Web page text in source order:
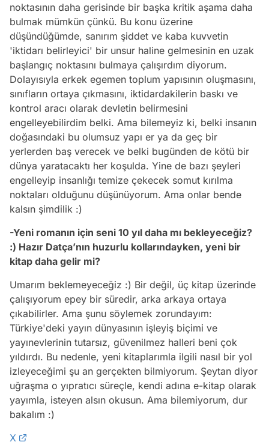
noktasının daha gerisinde bir başka kritik aşama daha
bulmak mümkün çünkü. Bu konu üzerine
düşündüğümde, sanırım şiddet ve kaba kuvvetin
'iktidarı belirleyici' bir unsur haline gelmesinin en uzak
başlangıç noktasını bulmaya çalışırdım diyorum.
Dolayısıyla erkek egemen toplum yapısının oluşmasını,
sınıfların ortaya çıkmasını, iktidardakilerin baskı ve
kontrol aracı olarak devletin belirmesini
engelleyebilirdim belki. Ama bilemeyiz ki, belki insanın
doğasındaki bu olumsuz yapı er ya da geç bir
yerlerden baş verecek ve belki bugünden de kötü bir
dünya yaratacaktı her koşulda. Yine de bazı şeyleri
engelleyip insanlığı temize çekecek somut kırılma
noktaları olduğunu düşünüyorum. Ama onlar bende
kalsın şimdilik :)
-Yeni romanın için seni 10 yıl daha mı bekleyeceğiz?
:) Hazır Datça’nın huzurlu kollarındayken, yeni bir
kitap daha gelir mi?
Umarım beklemeyeceğiz :) Bir değil, üç kitap üzerinde
çalışıyorum epey bir süredir, arka arkaya ortaya
çıkabilirler. Ama şunu söylemek zorundayım:
Türkiye'deki yayın dünyasının işleyiş biçimi ve
yayınevlerinin tutarsız, güvenilmez halleri beni çok
yıldırdı. Bu nedenle, yeni kitaplarımla ilgili nasıl bir yol
izleyeceğimi şu an gerçekten bilmiyorum. Şeytan diyor
uğraşma o yıpratıcı süreçle, kendi adına e-kitap olarak
yayımla, isteyen alsın okusun. Ama bilemiyorum, dur
bakalım :)
X